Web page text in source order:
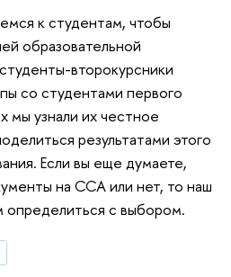
к студентам, чтобы
образовательной
второкурсники
со студентами первого
мы узнали их честное
результатами этого
Если вы еще думаете,
на ССА или нет, то наш
определиться с выбором.